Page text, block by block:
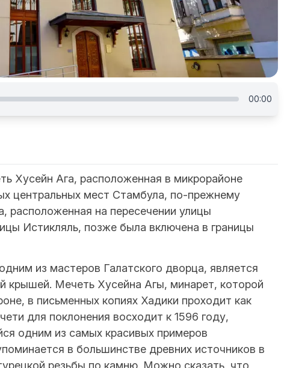
00:00
Хусейн Ага, расположенная в микрорайоне
центральных мест Стамбула, по-прежнему
расположенная на пересечении улицы
Истикляль, позже была включена в границы
из мастеров Галатского дворца, является
крышей. Мечеть Хусейна Агы, минарет, которой
в письменных копиях Хадики проходит как
для поклонения восходит к 1596 году,
одним из самых красивых примеров
в большинстве древних источников в